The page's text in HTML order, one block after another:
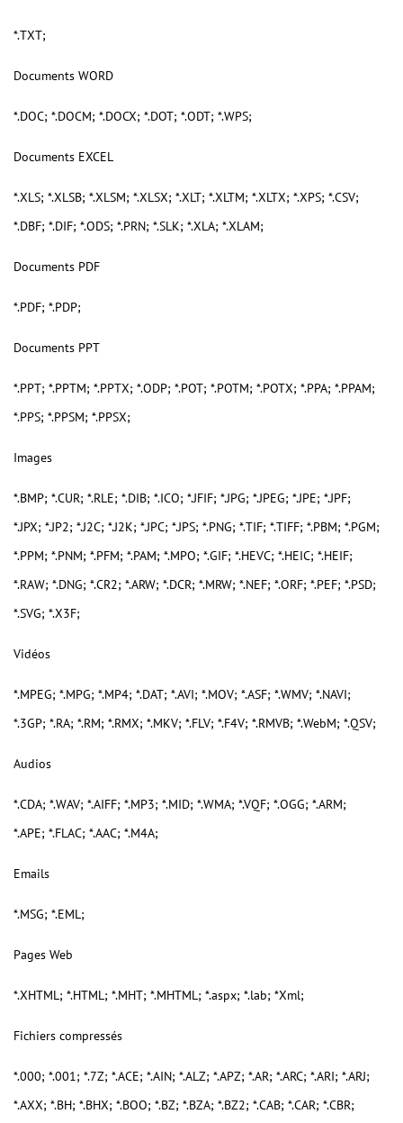
*.TXT;
Documents WORD
*.DOC; *.DOCM; *.DOCX; *.DOT; *.ODT; *.WPS;
Documents EXCEL
*.XLS; *.XLSB; *.XLSM; *.XLSX; *.XLT; *.XLTM; *.XLTX; *.XPS; *.CSV;
*.DBF; *.DIF; *.ODS; *.PRN; *.SLK; *.XLA; *.XLAM;
Documents PDF
*.PDF; *.PDP;
Documents PPT
*.PPT; *.PPTM; *.PPTX; *.ODP; *.POT; *.POTM; *.POTX; *.PPA; *.PPAM;
*.PPS; *.PPSM; *.PPSX;
Images
*.BMP; *.CUR; *.RLE; *.DIB; *.ICO; *.JFIF; *.JPG; *.JPEG; *.JPE; *.JPF;
*.JPX; *.JP2; *.J2C; *.J2K; *.JPC; *.JPS; *.PNG; *.TIF; *.TIFF; *.PBM; *.PGM;
*.PPM; *.PNM; *.PFM; *.PAM; *.MPO; *.GIF; *.HEVC; *.HEIC; *.HEIF;
*.RAW; *.DNG; *.CR2; *.ARW; *.DCR; *.MRW; *.NEF; *.ORF; *.PEF; *.PSD;
*.SVG; *.X3F;
Vidéos
*.MPEG; *.MPG; *.MP4; *.DAT; *.AVI; *.MOV; *.ASF; *.WMV; *.NAVI;
*.3GP; *.RA; *.RM; *.RMX; *.MKV; *.FLV; *.F4V; *.RMVB; *.WebM; *.QSV;
Audios
*.CDA; *.WAV; *.AIFF; *.MP3; *.MID; *.WMA; *.VQF; *.OGG; *.ARM;
*.APE; *.FLAC; *.AAC; *.M4A;
Emails
*.MSG; *.EML;
Pages Web
*.XHTML; *.HTML; *.MHT; *.MHTML; *.aspx; *.lab; *Xml;
Fichiers compressés
*.000; *.001; *.7Z; *.ACE; *.AIN; *.ALZ; *.APZ; *.AR; *.ARC; *.ARI; *.ARJ;
*.AXX; *.BH; *.BHX; *.BOO; *.BZ; *.BZA; *.BZ2; *.CAB; *.CAR; *.CBR;